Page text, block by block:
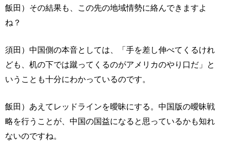
飯田）その結果も、この先の地域情勢に絡んできますよ
ね？
須田）中国側の本音としては、「手を差し伸べてくるけれ
ども、机の下では蹴ってくるのがアメリカのやり口だ」と
いうことも十分にわかっているのです。
飯田）あえてレッドラインを曖昧にする。中国版の曖昧戦
略を行うことが、中国の国益になると思っているかも知れ
ないのですね。